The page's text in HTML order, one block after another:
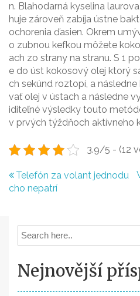
n. Blahodarná kyselina
huje zároveň zabíja ústne
ochorenia ďasien. Okrem
o zubnou kefkou môžete
ach zo strany na stranu. S 1
e do úst kokosový olej ktorý
ch sekúnd roztopí, a
vať olej v ústach a následne
iditeľné výsledky touto
v prvých týždňoch aktívneho
3.9/5 - (12
N
a
Telefón za volant jednodu
cho nepatrí
Nejnovější